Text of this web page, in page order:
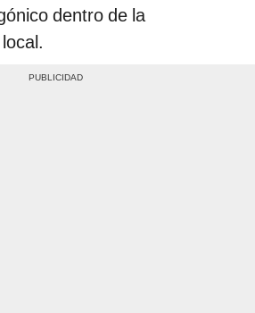
dentro de la